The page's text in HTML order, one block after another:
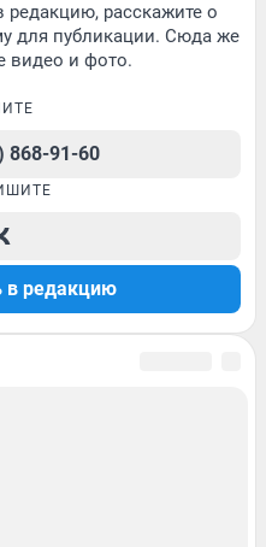
редакцию, расскажите о
для публикации. Сюда же
видео и фото.
868-91-60
в редакцию